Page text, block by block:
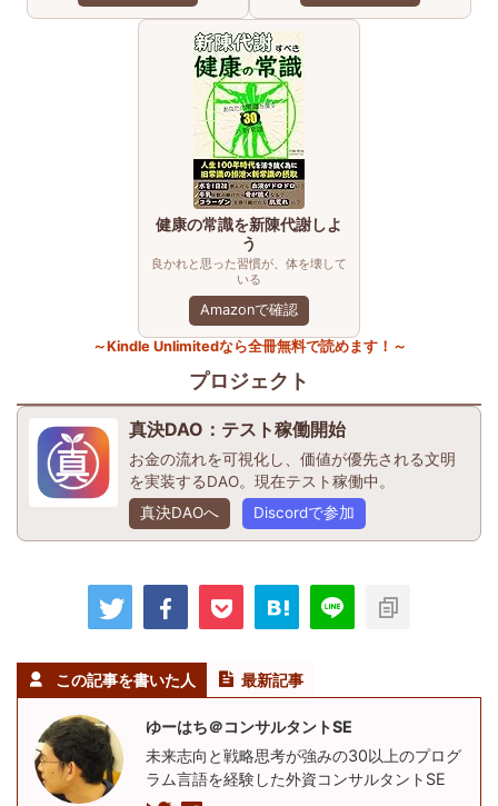
健康の常識を新陳代謝しよ
う
良かれと思った習慣が、体を壊して
いる
Amazonで確認
～Kindle Unlimitedなら全冊無料で読めます！～
プロジェクト
真決DAO：テスト稼働開始
お金の流れを可視化し、価値が優先される文明
を実装するDAO。現在テスト稼働中。
真決DAOへ
Discordで参加
この記事を書いた人 最新記事
ゆーはち＠コンサルタントSE
未来志向と戦略思考が強みの30以上のプログ
ラム言語を経験した外資コンサルタントSE